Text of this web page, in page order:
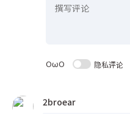
OωO 隐私评论
2broear